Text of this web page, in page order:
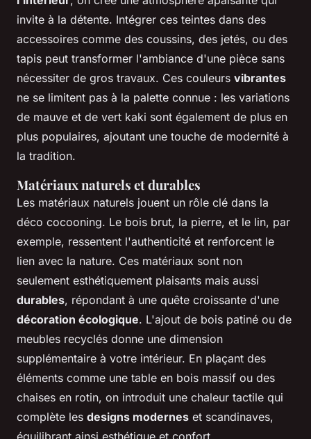
invite à la détente. Intégrer ces teintes dans des
accessoires comme des coussins, des jetés, ou des
tapis peut transformer l'ambiance d'une pièce sans
nécessiter de gros travaux. Ces couleurs vibrantes
ne se limitent pas à la palette connue : les variations
de mauve et de vert kaki sont également de plus en
plus populaires, ajoutant une touche de modernité à
la tradition.
Matériaux naturels et durables
Les matériaux naturels jouent un rôle clé dans la
déco cocooning. Le bois brut, la pierre, et le lin, par
exemple, ressentent l'authenticité et renforcent le
lien avec la nature. Ces matériaux sont non
seulement esthétiquement plaisants mais aussi
durables, répondant à une quête croissante d'une
décoration écologique. L'ajout de bois patiné ou de
meubles recyclés donne une dimension
supplémentaire à votre intérieur. En plaçant des
éléments comme une table en bois massif ou des
chaises en rotin, on introduit une chaleur tactile qui
complète les designs modernes et scandinaves,
équilibrant ainsi esthétique et confort.